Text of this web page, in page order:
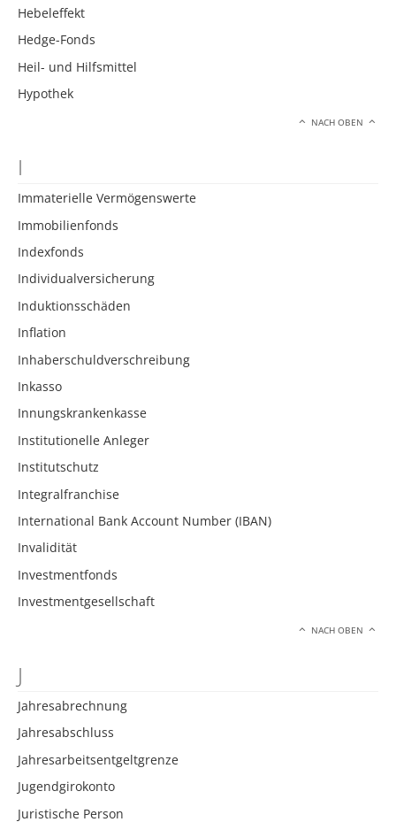
Hebeleffekt
Hedge-Fonds
Heil- und Hilfsmittel
Hypothek
NACH OBEN
I
Immaterielle Vermögenswerte
Immobilienfonds
Indexfonds
Individualversicherung
Induktionsschäden
Inflation
Inhaberschuldverschreibung
Inkasso
Innungskrankenkasse
Institutionelle Anleger
Institutschutz
Integralfranchise
International Bank Account Number (IBAN)
Invalidität
Investmentfonds
Investmentgesellschaft
NACH OBEN
J
Jahresabrechnung
Jahresabschluss
Jahresarbeitsentgeltgrenze
Jugendgirokonto
Juristische Person